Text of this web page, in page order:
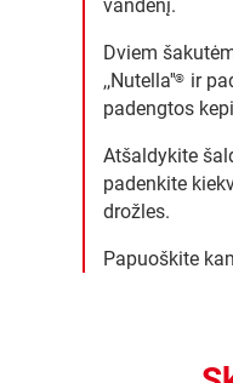
vandenį.
Dviem
,,Nutella''® ir
padengtos
Atšaldykite
padenkite
drožles.
Papuoškite